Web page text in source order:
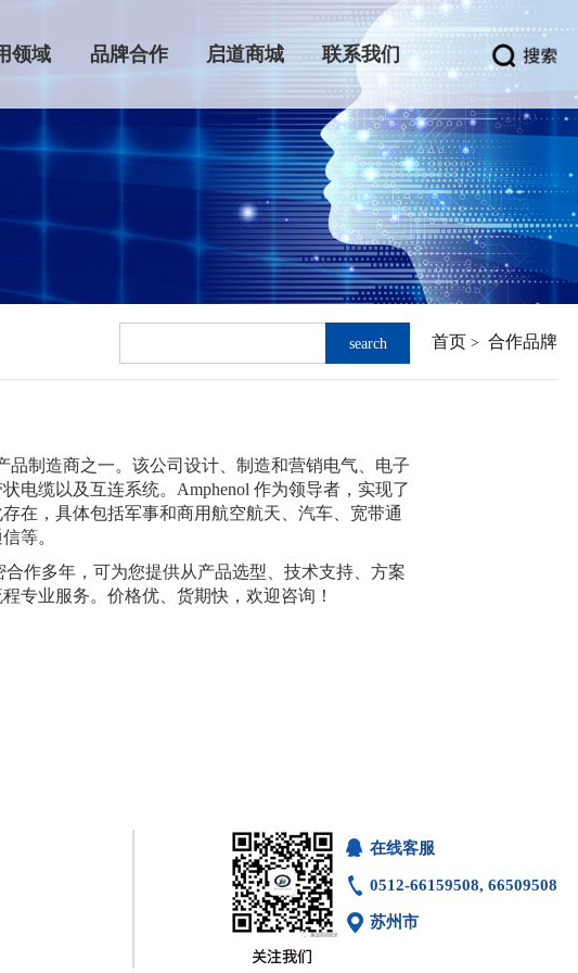
领域 品牌合作 启道商城 联系我们
首页 > 合作品牌
search
品制造商之一。该公司设计、制造和营销电气、电子
电缆以及互连系统。Amphenol 作为领导者，实现了
在，具体包括军事和商用航空航天、汽车、宽带通
等。
合作多年，可为您提供从产品选型、技术支持、方案
专业服务。价格优、货期快，欢迎咨询！
在线客服
0512-66159508, 66509508
苏州市